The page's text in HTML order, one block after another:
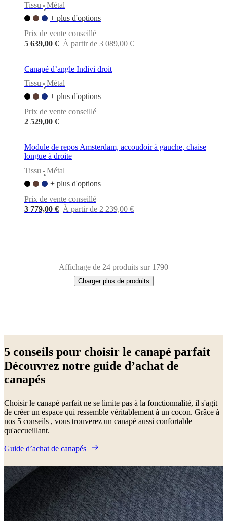
Tissu
•
Métal
+ plus d'options
Prix de vente conseillé
5 639,00 € À partir de 3 089,00 €
Canapé d’angle Indivi droit
Tissu
•
Métal
+ plus d'options
Prix de vente conseillé
2 529,00 €
Module de repos Amsterdam, accoudoir à gauche, chaise
longue à droite
Tissu
•
Métal
+ plus d'options
Prix de vente conseillé
3 779,00 € À partir de 2 239,00 €
Affichage de 24 produits sur 1790
Charger plus de produits
page
foncéGris
clairTissuMétalBoisCuir LaquéChêne AluminiumAcierPlastique
5 conseils pour choisir le canapé parfait
Découvrez notre guide d’achat de
canapés
Choisir le canapé parfait ne se limite pas à la fonctionnalité, il s'agit
de créer un espace qui ressemble véritablement à un cocon. Grâce à
nos 5 conseils , vous trouverez un canapé aussi confortable
qu'accueillant.
Guide d’achat de canapés